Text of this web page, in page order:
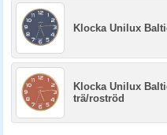
Klocka Unilux
Klocka Unilux
trä/roströd